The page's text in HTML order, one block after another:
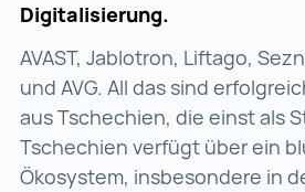
Digitalisierung.
AVAST, Jablotron, Liftago,
und AVG. All das sind
aus Tschechien, die einst als
Tschechien verfügt über ein
Ökosystem, insbesondere in